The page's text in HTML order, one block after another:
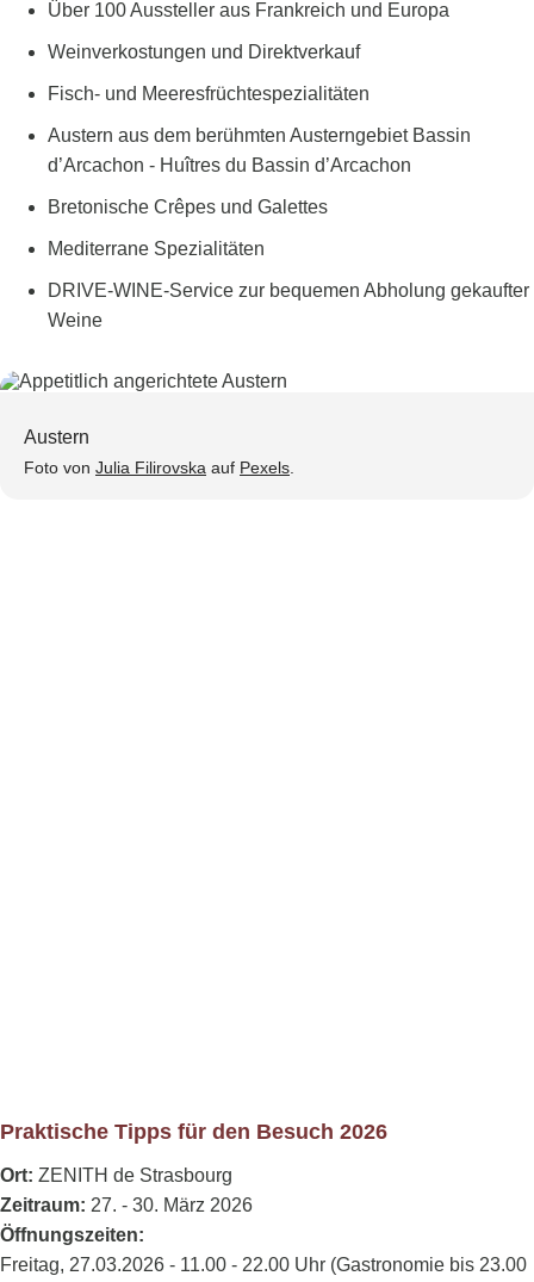
Über 100 Aussteller aus Frankreich und Europa
Weinverkostungen und Direktverkauf
Fisch- und Meeresfrüchtespezialitäten
Austern aus dem berühmten Austerngebiet Bassin
d’Arcachon - Huîtres du Bassin d’Arcachon
Bretonische Crêpes und Galettes
Mediterrane Spezialitäten
DRIVE-WINE-Service zur bequemen Abholung gekaufter
Weine
Austern
Foto von Julia Filirovska auf Pexels
Praktische Tipps für den Besuch 2026
Ort: ZENITH de Strasbourg
Zeitraum: 27. - 30. März 2026
Öffnungszeiten:
Freitag, 27.03.2026 - 11.00 - 22.00 Uhr (Gastronomie bis 23.00